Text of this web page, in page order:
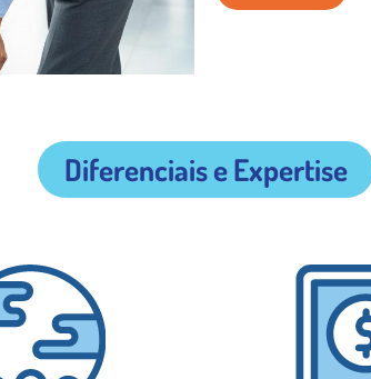
Diferenciais e Expertise